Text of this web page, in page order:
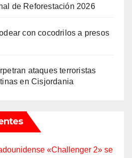
de Reforestación 2026
con cocodrilos a presos
ataques terroristas
en Cisjordania
«Challenger 2» se